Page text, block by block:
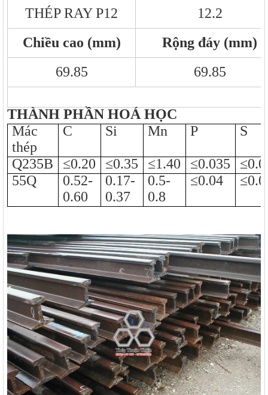
THÉP RAY P12
12.2
Chiều cao (mm)
Rộng đáy (mm)
69.85
69.85
THÀNH PHẦN HOÁ HỌC
Mác
thép
C Si Mn P S
Q235B ≤0.20 ≤0.35 ≤1.40 ≤0.035
55Q
0.52-
0.60
0.17-
0.37
0.5-
0.8
≤0.04